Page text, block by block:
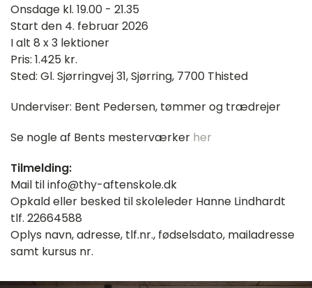
Onsdage kl. 19.00 - 21.35
Start den 4. februar 2026
I alt 8 x 3 lektioner
Pris: 1.425 kr.
Sted: Gl. Sjørringvej 31, Sjørring, 7700 Thisted
Underviser: Bent Pedersen, tømmer og trædrejer
Se nogle af Bents mesterværker her
Tilmelding:
Mail til info@thy-aftenskole.dk
Opkald eller besked til skoleleder Hanne Lindhardt
tlf. 22664588
Oplys navn, adresse, tlf.nr., fødselsdato, mailadresse
samt kursus nr.